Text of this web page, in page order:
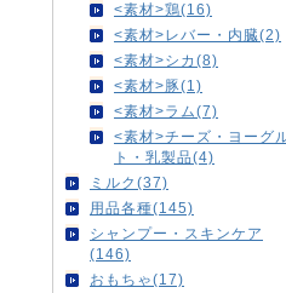
<素材>鶏(16)
<素材>レバー・内臓(2)
<素材>シカ(8)
<素材>豚(1)
<素材>ラム(7)
<素材>チーズ・ヨーグ
ト・乳製品(4)
ミルク(37)
用品各種(145)
シャンプー・スキンケア
(146)
おもちゃ(17)